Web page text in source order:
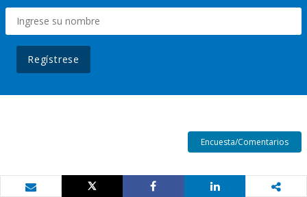
Regístrese
Encuesta/Comentarios